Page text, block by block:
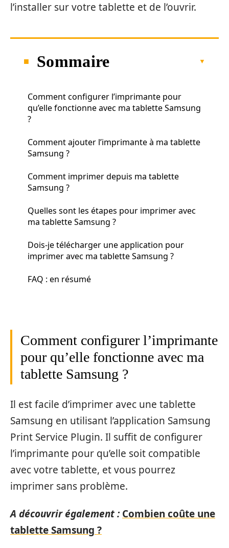
l’installer sur votre tablette et de l’ouvrir.
Sommaire
Comment configurer l’imprimante pour
qu’elle fonctionne avec ma tablette Samsung
?
Comment ajouter l’imprimante à ma tablette
Samsung ?
Comment imprimer depuis ma tablette
Samsung ?
Quelles sont les étapes pour imprimer avec
ma tablette Samsung ?
Dois-je télécharger une application pour
imprimer avec ma tablette Samsung ?
FAQ : en résumé
Comment configurer l’imprimante
pour qu’elle fonctionne avec ma
tablette Samsung ?
Il est facile d’imprimer avec une tablette
Samsung en utilisant l’application Samsung
Print Service Plugin. Il suffit de configurer
l’imprimante pour qu’elle soit compatible
avec votre tablette, et vous pourrez
imprimer sans problème.
A découvrir également : Combien coûte une
tablette Samsung ?